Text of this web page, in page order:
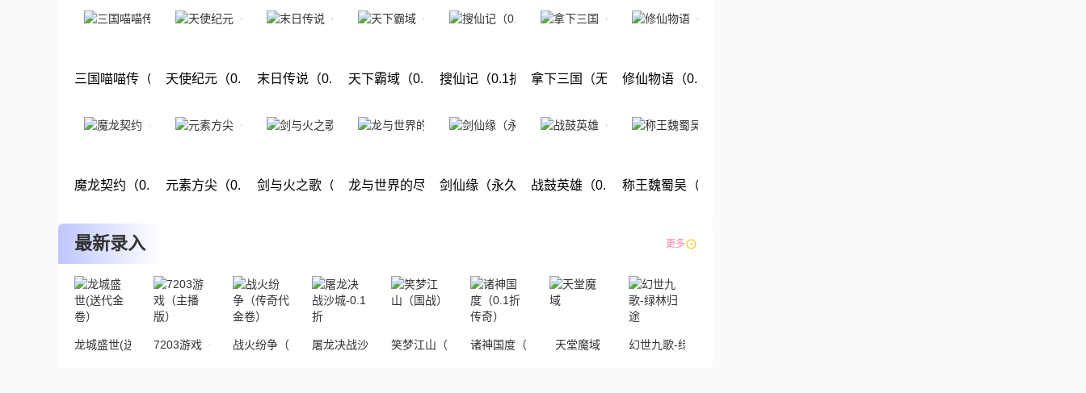
下载 下载 下载 下载 下载 下载 下载
三国喵喵传（0.1折回合）
下载
天使纪元（0.1折过年大麦）
下载
末日传说（0.1折无限福利）
下载
天下霸域（0.1折扣版）
下载
搜仙记（0.1折送60万工资）
下载
拿下三国（无限抽奖0.1折）
下载
修仙物语（0.1折功德版）
下载
魔龙契约（0.1折）元素方尖（0.1折送万抽闹元宵）
剑与火之歌（0.1折无限商城）
龙与世界的尽头(0.1折)剑仙缘（永久0.1折）战鼓英雄（0.1折送超赛小队）称王魏蜀吴（0.1折送魔吕布）
最新录入 更多
龙城盛世(送代金卷）7203游戏（主播版）战火纷争（传奇代金卷）屠龙决战沙城-0.1折笑梦江山（国战）诸神国度（0.1折传奇）
天堂魔域 幻世九歌-绿林归途